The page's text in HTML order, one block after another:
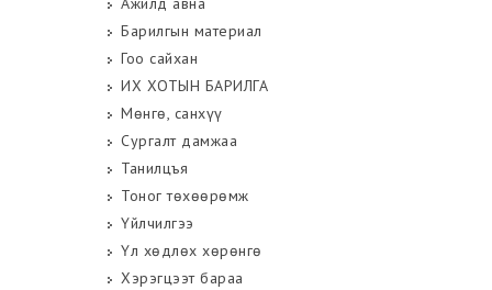
Барилгын материал
Гоо сайхан
ИХ ХОТЫН БАРИЛГА
Мөнгө, санхүү
Сургалт дамжаа
Танилцъя
Тоног төхөөрөмж
Үйлчилгээ
Үл хөдлөх хөрөнгө
Хэрэгцээт бараа